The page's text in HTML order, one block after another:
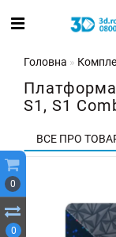
0
0
Головна
S1, S1
ВСЕ ПРО